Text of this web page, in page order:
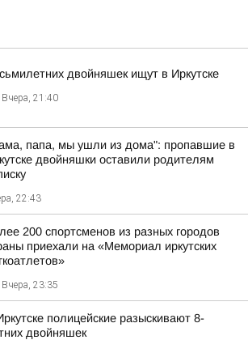
двойняшек ищут в Иркутске
Вчера, 21:40
папа, мы ушли из дома": пропавшие в
двойняшки оставили родителям
22:43
200 спортсменов из разных городов
приехали на «Мемориал иркутских
Вчера, 23:35
полицейские разыскивают 8-
двойняшек